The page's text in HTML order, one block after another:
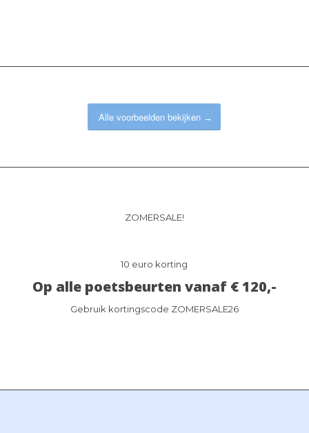
Alle voorbeelden bekijken
ZOMERSALE!
10 euro korting
Op alle poetsbeurten vanaf € 120,-
Gebruik kortingscode ZOMERSALE26